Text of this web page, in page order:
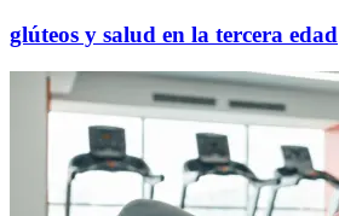
glúteos y salud en la tercera edad